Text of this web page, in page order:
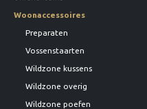
Woonaccessoires
Preparaten
Vossenstaarten
Wildzone kussens
Wildzone overig
Wildzone poefen